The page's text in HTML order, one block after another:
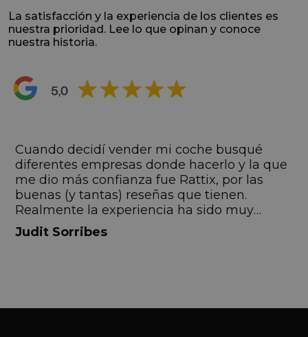
La satisfacción y la experiencia de los clientes es
nuestra prioridad. Lee lo que opinan y conoce
nuestra historia.
Cuando decidí vender mi coche busqué
diferentes empresas donde hacerlo y la que
me dio más confianza fue Rattix, por las
buenas (y tantas) reseñas que tienen.
Realmente la experiencia ha sido muy
buena, Carolina ha sido siempre muy atenta
y profesional. Finalmente mi hermana se
Judit Sorribes